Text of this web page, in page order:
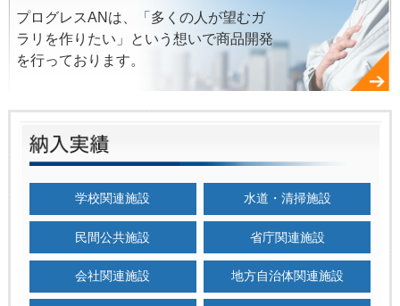
プログレスANは、「多くの人が望むガ
ラリを作りたい」という想いで商品開発
を行っております。
学校関連施設
民間公共施設
会社関連施設
水道・清掃施設
省庁関連施設
地方自治体関連施設